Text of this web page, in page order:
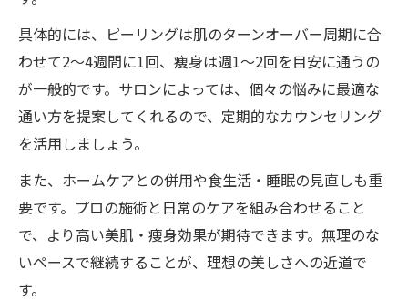
具体的には、ピーリングは肌のターンオーバー周期に合
わせて2～4週間に1回、痩身は週1～2回を目安に通うの
が一般的です。サロンによっては、個々の悩みに最適な
通い方を提案してくれるので、定期的なカウンセリング
を活用しましょう。
また、ホームケアとの併用や食生活・睡眠の見直しも重
要です。プロの施術と日常のケアを組み合わせること
で、より高い美肌・痩身効果が期待できます。無理のな
いペースで継続することが、理想の美しさへの近道で
す。